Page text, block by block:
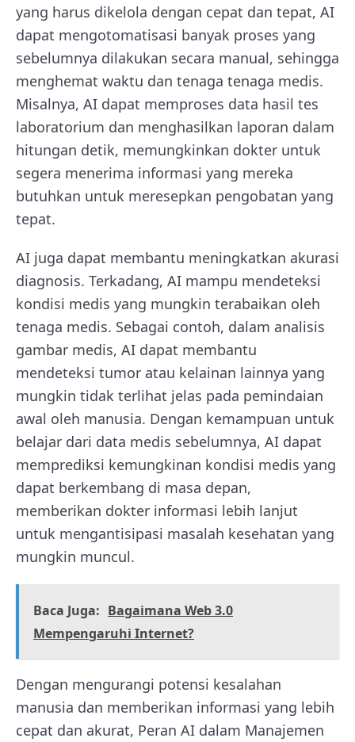
yang harus dikelola dengan cepat dan tepat, AI
dapat mengotomatisasi banyak proses yang
sebelumnya dilakukan secara manual, sehingga
menghemat waktu dan tenaga tenaga medis.
Misalnya, AI dapat memproses data hasil tes
laboratorium dan menghasilkan laporan dalam
hitungan detik, memungkinkan dokter untuk
segera menerima informasi yang mereka
butuhkan untuk meresepkan pengobatan yang
tepat.
AI juga dapat membantu meningkatkan akurasi
diagnosis. Terkadang, AI mampu mendeteksi
kondisi medis yang mungkin terabaikan oleh
tenaga medis. Sebagai contoh, dalam analisis
gambar medis, AI dapat membantu
mendeteksi tumor atau kelainan lainnya yang
mungkin tidak terlihat jelas pada pemindaian
awal oleh manusia. Dengan kemampuan untuk
belajar dari data medis sebelumnya, AI dapat
memprediksi kemungkinan kondisi medis yang
dapat berkembang di masa depan,
memberikan dokter informasi lebih lanjut
untuk mengantisipasi masalah kesehatan yang
mungkin muncul.
Baca Juga: Bagaimana Web 3.0
Mempengaruhi Internet?
Dengan mengurangi potensi kesalahan
manusia dan memberikan informasi yang lebih
cepat dan akurat, Peran AI dalam Manajemen